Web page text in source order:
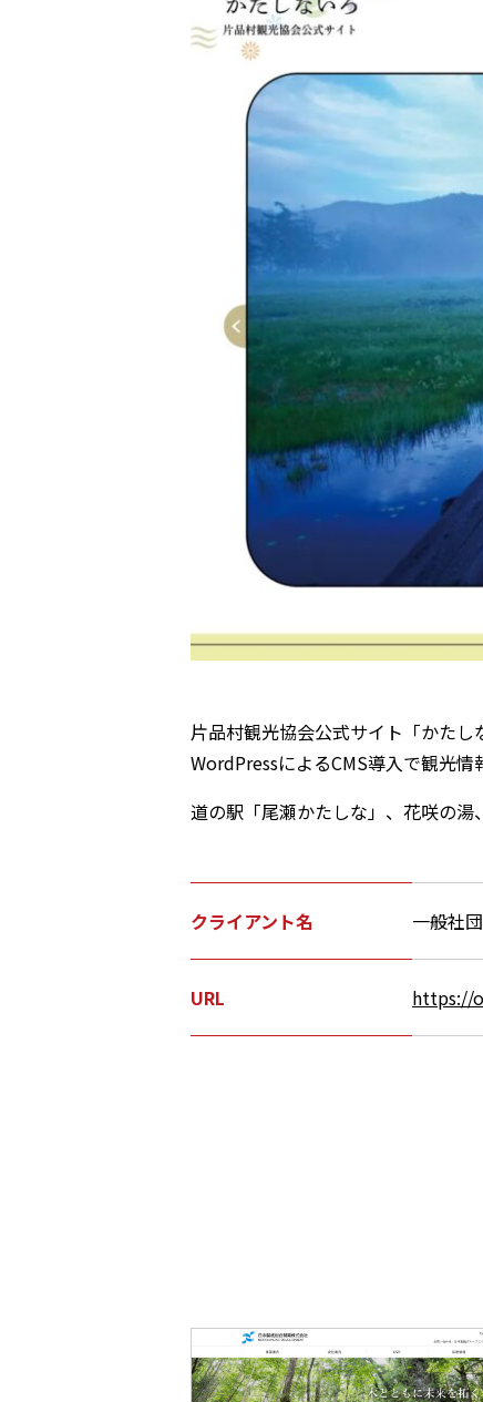
片品村観光協会公式サイト「かたし
WordPressによるCMS導入で観光情
道の駅「尾瀬かたしな」、花咲の湯
クライアント名 一般社
URL https://